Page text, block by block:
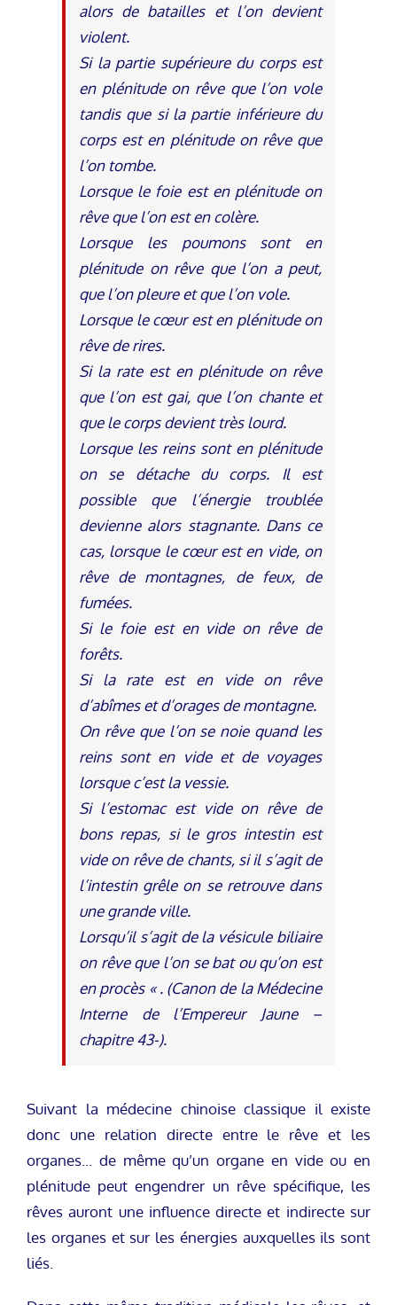
alors de batailles et l’on devient
violent.
Si la partie supérieure du corps est
en plénitude on rêve que l’on vole
tandis que si la partie inférieure du
corps est en plénitude on rêve que
l’on tombe.
Lorsque le foie est en plénitude on
rêve que l’on est en colère.
Lorsque les poumons sont en
plénitude on rêve que l’on a peut,
que l’on pleure et que l’on vole.
Lorsque le cœur est en plénitude on
rêve de rires.
Si la rate est en plénitude on rêve
que l’on est gai, que l’on chante et
que le corps devient très lourd.
Lorsque les reins sont en plénitude
on se détache du corps. Il est
possible que l’énergie troublée
devienne alors stagnante. Dans ce
cas, lorsque le cœur est en vide, on
rêve de montagnes, de feux, de
fumées.
Si le foie est en vide on rêve de
forêts.
Si la rate est en vide on rêve
d’abîmes et d’orages de montagne.
On rêve que l’on se noie quand les
reins sont en vide et de voyages
lorsque c’est la vessie.
Si l’estomac est vide on rêve de
bons repas, si le gros intestin est
vide on rêve de chants, si il s’agit de
l’intestin grêle on se retrouve dans
une grande ville.
Lorsqu’il s’agit de la vésicule biliaire
on rêve que l’on se bat ou qu’on est
en procès « . (Canon de la Médecine
Interne de l’Empereur Jaune –
chapitre 43-).
Suivant la médecine chinoise classique il existe
donc une relation directe entre le rêve et les
organes… de même qu’un organe en vide ou en
plénitude peut engendrer un rêve spécifique, les
rêves auront une influence directe et indirecte sur
les organes et sur les énergies auxquelles ils sont
liés.